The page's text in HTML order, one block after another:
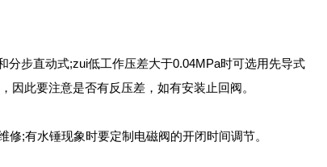
分步直动式;zui低工作压差大于0.04MPa时可选用先导式
因此要注意是否有反压差，如有安装止回阀。
;有水锤现象时要定制电磁阀的开闭时间调节。